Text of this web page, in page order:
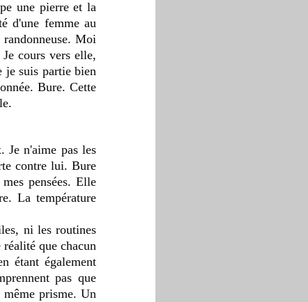
une pierre et la
d'une femme au
Moi
cours vers elle,
je suis partie bien
Bure. Cette
contre lui. Bure
pensées. Elle
La température
ni les routines
que chacun
étant également
pas que
même prisme. Un